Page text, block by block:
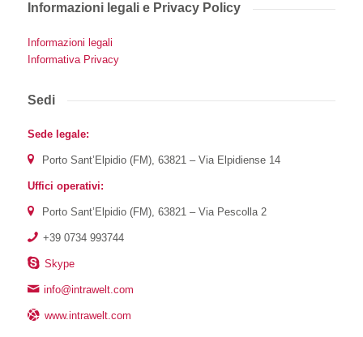
Informazioni legali e Privacy Policy
Informazioni legali
Informativa Privacy
Sedi
Sede legale:
Porto Sant’Elpidio (FM), 63821 – Via Elpidiense 14
Uffici operativi:
Porto Sant’Elpidio (FM), 63821 – Via Pescolla 2
+39 0734 993744
Skype
info@intrawelt.com
www.intrawelt.com